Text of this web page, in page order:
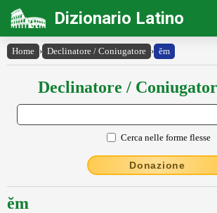
Dizionario Latino
Home › Declinatore / Coniugatore › ĕm
Declinatore /
Cerca nelle forme flesse
Donazione
ĕm